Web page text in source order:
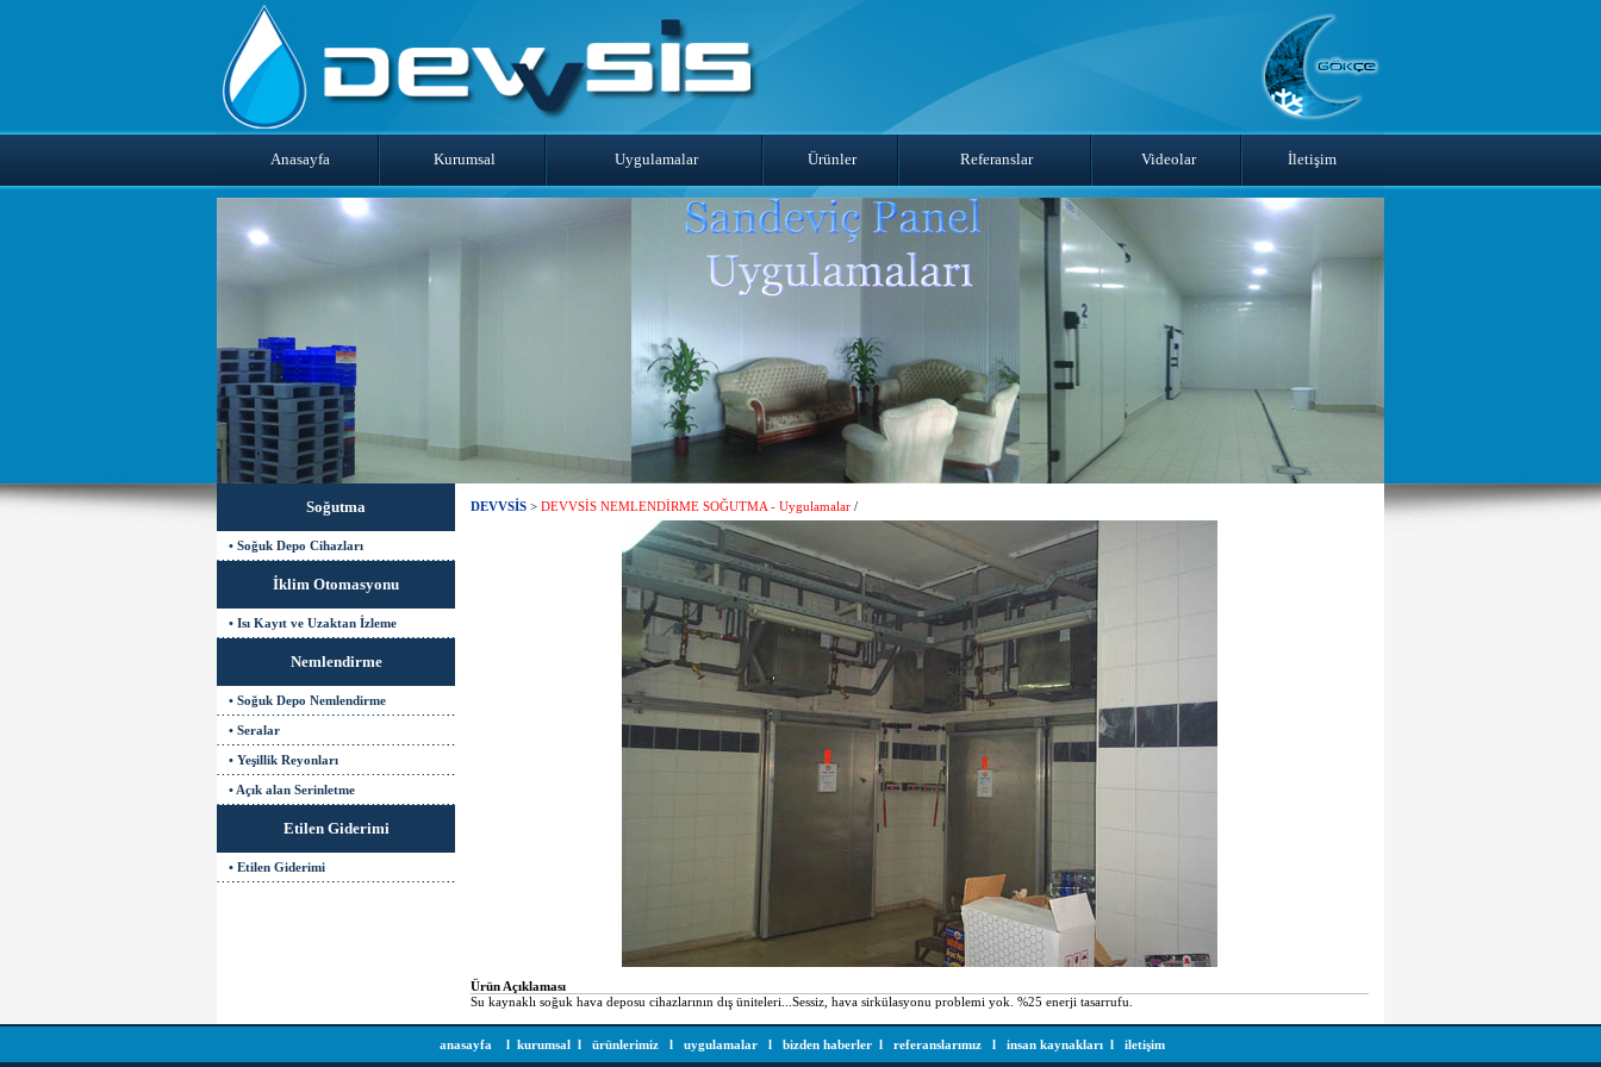
Anasayfa Kurumsal Uygulamalar Ürünler Referanslar Videolar İletişim
Soğutma
• Soğuk Depo Cihazları
İklim Otomasyonu
• Isı Kayıt ve Uzaktan İzleme
Nemlendirme
• Soğuk Depo Nemlendirme
• Seralar
• Yeşillik Reyonları
• Açık alan Serinletme
Etilen Giderimi
• Etilen Giderimi
DEVVSİS > DEVVSİS NEMLENDİRME SOĞUTMA - Uygulamalar /
Ürün Açıklaması
Su kaynaklı soğuk hava deposu cihazlarının dış üniteleri...Sessiz, hava sirkülasyonu problemi yok. %25 enerji tasarrufu.
anasayfa l kurumsal l ürünlerimiz l uygulamalar l bizden haberler l referanslarımız l insan kaynakları l iletişim